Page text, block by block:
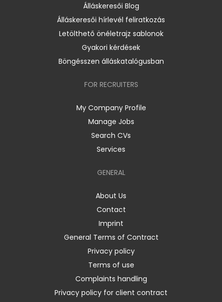
Álláskeresői Blog
Álláskeresői hírlevél feliratkozás
Letölthető önéletrajz sablonok
Gyakori kérdések
Böngésszen álláskatalógusban
FOR RECRUITERS
My Company Profile
Manage Jobs
Search CVs
Services
GENERAL
About Us
Contact
Imprint
General Terms of Contract
Privacy policy
Terms of use
Complaints handling
Privacy policy for client contract